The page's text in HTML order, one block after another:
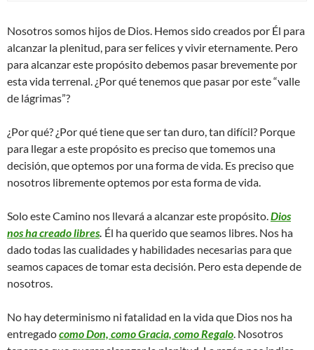
Nosotros somos hijos de Dios. Hemos sido creados por Él para
alcanzar la plenitud, para ser felices y vivir eternamente. Pero
para alcanzar este propósito debemos pasar brevemente por
esta vida terrenal. ¿Por qué tenemos que pasar por este “valle
de lágrimas”?
¿Por qué? ¿Por qué tiene que ser tan duro, tan difícil? Porque
para llegar a este propósito es preciso que tomemos una
decisión, que optemos por una forma de vida. Es preciso que
nosotros libremente optemos por esta forma de vida.
Solo este Camino nos llevará a alcanzar este propósito.Dios
nos ha creado libres. Él ha querido que seamos libres. Nos ha
dado todas las cualidades y habilidades necesarias para que
seamos capaces de tomar esta decisión. Pero esta depende de
nosotros.
No hay determinismo ni fatalidad en la vida que Dios nos ha
entregadocomo Don, como Gracia, como Regalo. Nosotros